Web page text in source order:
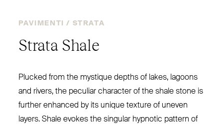
PAVIMENTI / STRATA
Strata Shale
Plucked from the mystique depths of lakes, lagoons
and rivers, the peculiar character of the shale stone is
further enhanced by its unique texture of uneven
layers. Shale evokes the singular hypnotic pattern of